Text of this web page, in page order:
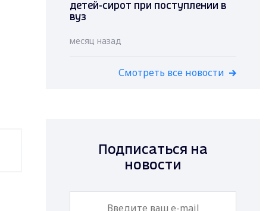
детей-сирот при поступлении в
вуз
месяц назад
Смотреть все новости
Подписаться на
новости